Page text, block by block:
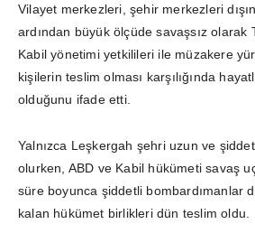
Vilayet merkezleri, şehir merkezleri
ardından büyük ölçüde savaşsız olarak
Kabil yönetimi yetkilileri ile müzakere
kişilerin teslim olması karşılığında
olduğunu ifade etti.
Yalnızca Leşkergah şehri uzun ve
olurken, ABD ve Kabil hükümeti savaş
süre boyunca şiddetli bombardımanlar
kalan hükümet birlikleri dün teslim oldu.